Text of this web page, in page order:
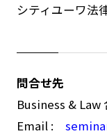
シティユーワ法
問合せ先
Business &
Email :